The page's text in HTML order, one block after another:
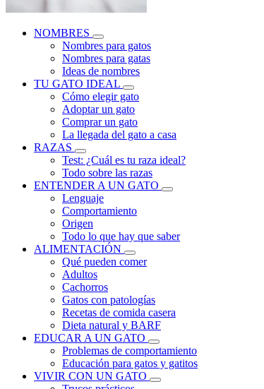
NOMBRES
Nombres para gatos
Nombres para gatas
Ideas de nombres
TU GATO IDEAL
Cómo elegir gato
Adoptar un gato
Comprar un gato
La llegada del gato a casa
RAZAS
Test: ¿Cuál es tu raza ideal?
Todo sobre las razas
ENTENDER A UN GATO
Lenguaje
Comportamiento
Origen
Todo lo que hay que saber
ALIMENTACIÓN
Qué pueden comer
Adultos
Cachorros
Gatos con patologías
Recetas de comida casera
Dieta natural y BARF
EDUCAR A UN GATO
Problemas de comportamiento
Educación para gatos y gatitos
VIVIR CON UN GATO